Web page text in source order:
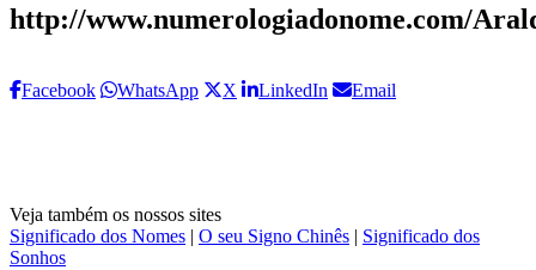
http://www.numerologiadonome.com/
Facebook WhatsApp X LinkedIn Email
Veja também os nossos sites
Significado dos Nomes
O seu Signo Chinês
Significado dos
Sonhos